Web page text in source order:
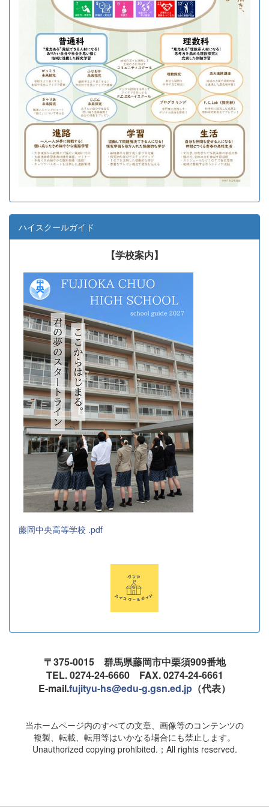
ハイスクールガイド
【学校案内】
藤岡中央高等学校 .pdf
〒375-0015 群馬県藤岡市中栗須909番地
TEL. 0274-24-6660 FAX. 0274-24-6661
E-mail.fujityu-hs@edu-g.gsn.ed.jp （代表）
当ホームページ内のすべての文章、画像等のコンテンツの
複製、転載、転用等はいかなる場合にも禁止します。
Unauthorized copying prohibited.；All rights reserved.